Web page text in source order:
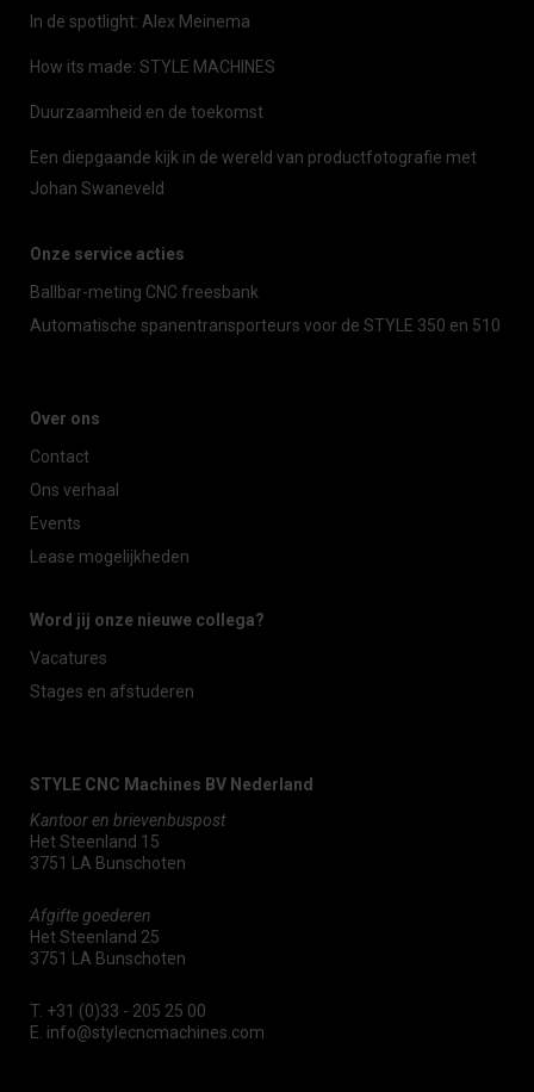
In de spotlight: Alex Meinema
How its made: STYLE MACHINES
Duurzaamheid en de toekomst
Een diepgaande kijk in de wereld van productfotografie met
Johan Swaneveld
Onze service acties
Ballbar-meting CNC freesbank
Automatische spanentransporteurs voor de STYLE 350 en 510
Over ons
Contact
Ons verhaal
Events
Lease mogelijkheden
Word jij onze nieuwe collega?
Vacatures
Stages en afstuderen
STYLE CNC Machines BV Nederland
Kantoor en brievenbuspost
Het Steenland 15
3751 LA Bunschoten
Afgifte goederen
Het Steenland 25
3751 LA Bunschoten
T. +31 (0)33 - 205 25 00
E. info@stylecncmachines.com